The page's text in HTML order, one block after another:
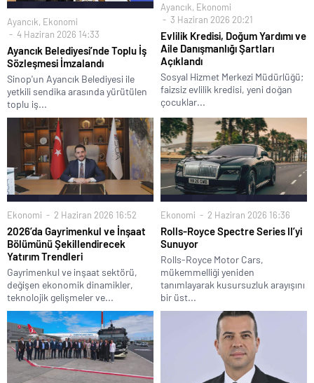
Ayancık, Ekonomi
4 Haziran 2026 14:33
Ayancık Belediyesi’nde Toplu İş
Sözleşmesi İmzalandı
Sinop'un Ayancık Belediyesi ile
yetkili sendika arasında yürütülen
toplu iş...
Ayancık, Ekonomi
3 Haziran 2026 20:21
Evlilik Kredisi, Doğum Yardımı ve
Aile Danışmanlığı Şartları
Açıklandı
Sosyal Hizmet Merkezi Müdürlüğü;
faizsiz evlilik kredisi, yeni doğan
çocuklar...
Ekonomi 2 Haziran 2026 16:52
2026’da Gayrimenkul ve İnşaat
Bölümünü Şekillendirecek
Yatırım Trendleri
Gayrimenkul ve inşaat sektörü,
değişen ekonomik dinamikler,
teknolojik gelişmeler ve...
Ekonomi 2 Haziran 2026 16:36
Rolls-Royce Spectre Series II’yi
Sunuyor
Rolls-Royce Motor Cars,
mükemmelliği yeniden
tanımlayarak kusursuzluk arayışını
bir üst...